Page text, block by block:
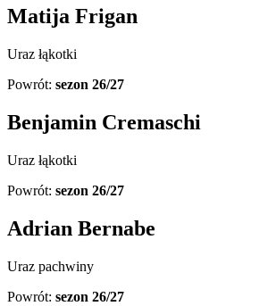
Matija Frigan
Uraz łąkotki
Powrót: sezon 26/27
Benjamin Cremaschi
Uraz łąkotki
Powrót: sezon 26/27
Adrian Bernabe
Uraz pachwiny
Powrót: sezon 26/27